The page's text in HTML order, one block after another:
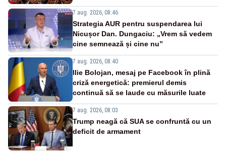
7 aug. 2026, 08:46
Strategia AUR pentru suspendarea lui
Nicușor Dan. Dungaciu: „Vrem să vedem
cine semnează și cine nu”
7 aug. 2026, 08:40
Ilie Bolojan, mesaj pe Facebook în plină
criză energetică: premierul demis
continuă să se laude cu măsurile luate
7 aug. 2026, 08:03
Trump neagă că SUA se confruntă cu un
deficit de armament